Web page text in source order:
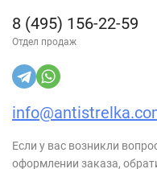
8 (495) 156-22-59
Отдел продаж
Если у вас возникли
оформлении заказа,